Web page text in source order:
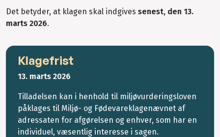
Det betyder, at klagen skal indgives senest, den 13.
marts 2026.
Klagefrist
13. marts 2026
Tilladelsen kan i henhold til miljøvurderingsloven
påklages til Miljø- og Fødevareklagenævnet af
adressaten for afgørelsen og enhver, som har en
individuel, væsentlig interesse i sagen.